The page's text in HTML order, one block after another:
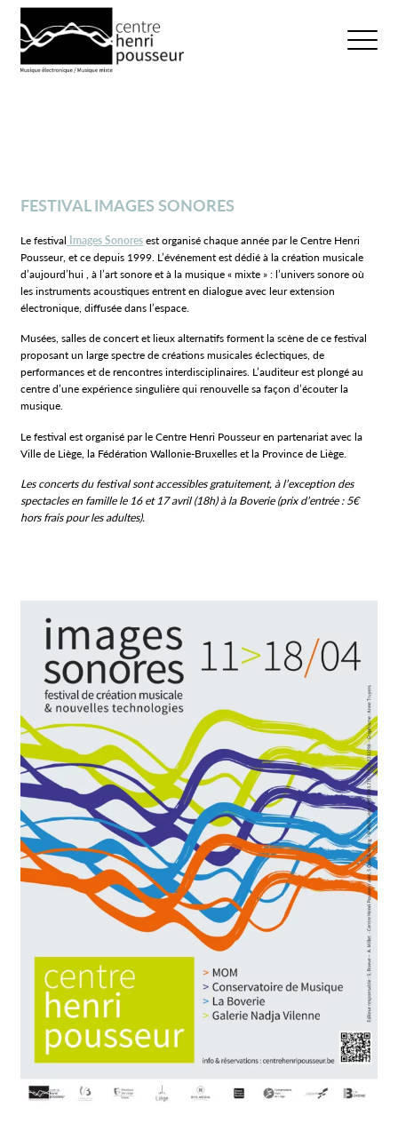
Ouvrir/
FESTIVAL IMAGES SONORES
Le festival Images Sonores est organisé chaque année par le Centre Henri
Pousseur, et ce depuis 1999. L’événement est dédié à la création musicale
d’aujourd’hui , à l’art sonore et à la musique « mixte » : l’univers sonore où
les instruments acoustiques entrent en dialogue avec leur extension
électronique, diffusée dans l’espace.
Musées, salles de concert et lieux alternatifs forment la scène de ce festival
proposant un large spectre de créations musicales éclectiques, de
performances et de rencontres interdisciplinaires. L’auditeur est plongé au
centre d’une expérience singulière qui renouvelle sa façon d’écouter la
musique.
Le festival est organisé par le Centre Henri Pousseur en partenariat avec la
Ville de Liège, la Fédération Wallonie-Bruxelles et la Province de Liège.
Les concerts du festival sont accessibles gratuitement, à l’exception des
spectacles en famille le 16 et 17 avril (18h) à la Boverie (prix d’entrée : 5€
hors frais pour les adultes).